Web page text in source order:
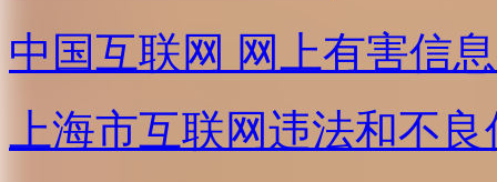
中国互联网 网上有害信
上海市互联网违法和不